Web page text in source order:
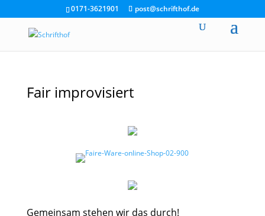
0171-3621901 post@schrifthof.de
Fair improvisiert
Gemeinsam stehen wir das durch!